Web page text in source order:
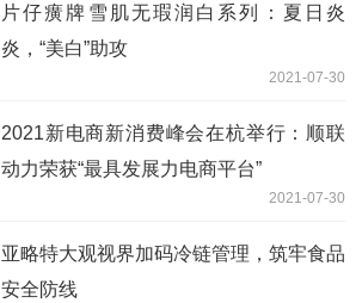
片仔癀牌雪肌无瑕润白系列：夏日炎
炎，“美白”助攻
2021-07-30
2021新电商新消费峰会在杭举行：顺联
动力荣获“最具发展力电商平台”
2021-07-30
亚略特大观视界加码冷链管理，筑牢食品
安全防线